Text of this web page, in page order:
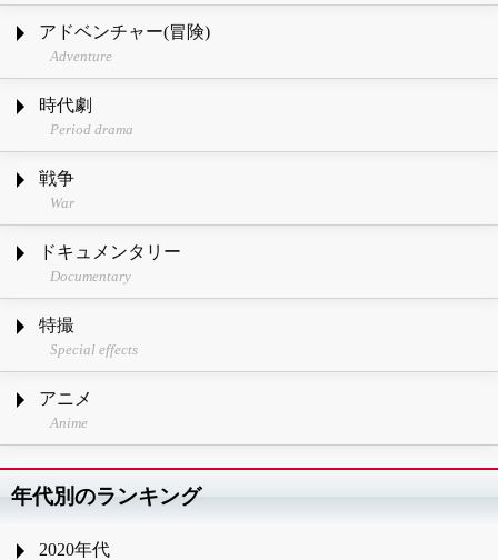
アドベンチャー(冒険)
Adventure
時代劇
Period drama
戦争
War
ドキュメンタリー
Documentary
特撮
Special effects
アニメ
Anime
年代別のランキング
2020年代